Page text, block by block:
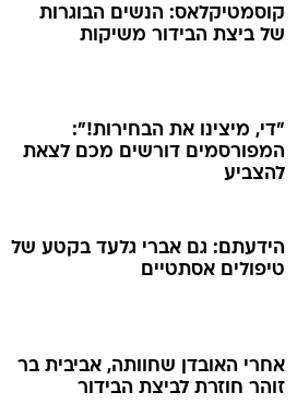
קוסמטיקלאס: הנשים הבוגרות
של ביצת הבידור משיקות
"די, מיצינו את הבחירות!":
המפורסמים דורשים מכם לצאת
להצביע
הידעתם: גם אברי גלעד בקטע של
טיפולים אסתטיים
אחרי האובדן שחוותה, אביבית בר
זוהר חוזרת לביצת הבידור